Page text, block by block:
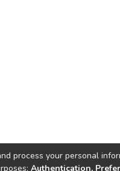
process your personal
Authentication,